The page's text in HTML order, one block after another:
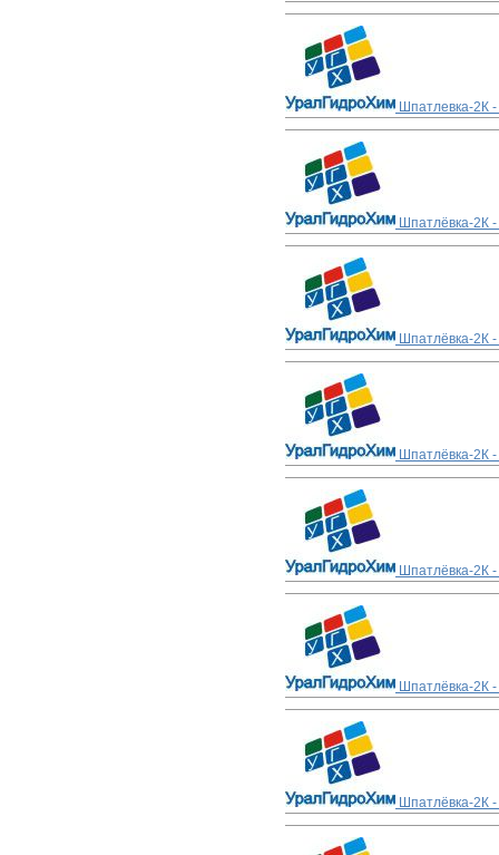
Шпатлевка-2К
Шпатлёвка-2К
Шпатлёвка-2К
Шпатлёвка-2К
Шпатлёвка-2К
Шпатлёвка-2К
Шпатлёвка-2К